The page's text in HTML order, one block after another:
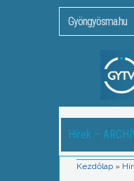
Gyöngyösma.hu
Hírek –
Kezdőlap »